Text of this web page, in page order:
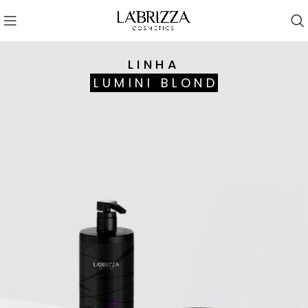
LINHA
LUMINI BLOND